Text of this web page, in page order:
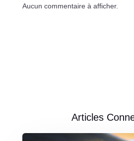
Aucun commentaire à afficher.
Articles